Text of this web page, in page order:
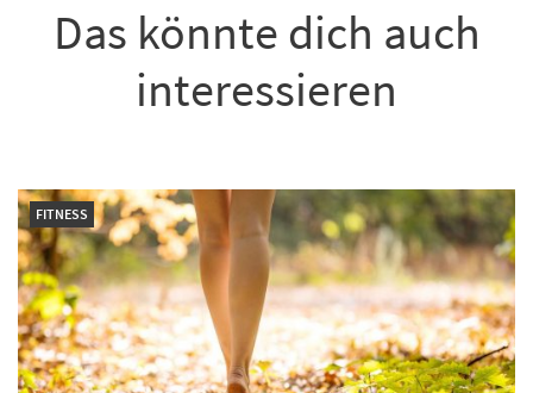
Das könnte dich auch
interessieren
FITNESS